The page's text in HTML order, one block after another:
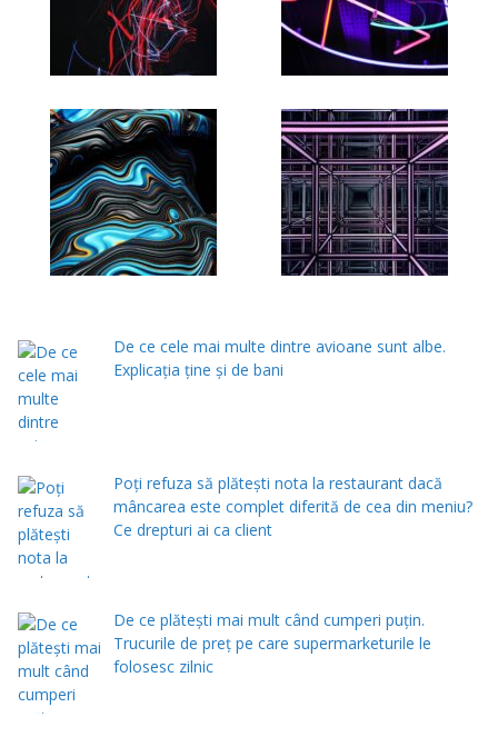
De ce cele mai multe dintre avioane sunt albe.
Explicația ține și de bani
Poți refuza să plătești nota la restaurant dacă
mâncarea este complet diferită de cea din meniu?
Ce drepturi ai ca client
De ce plătești mai mult când cumperi puțin.
Trucurile de preț pe care supermarketurile le
folosesc zilnic